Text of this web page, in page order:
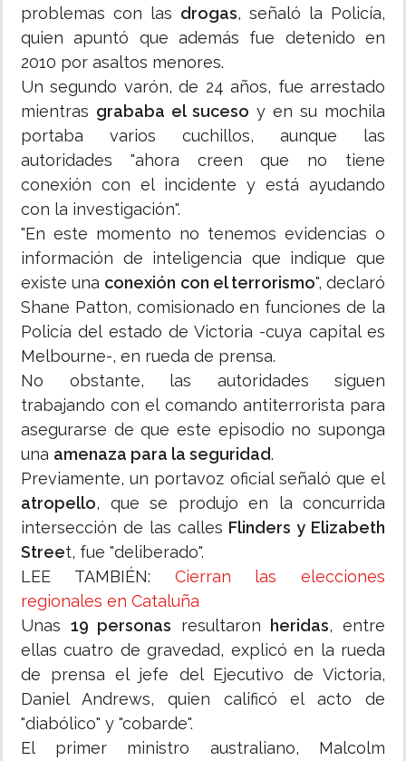
problemas con las drogas, señaló la Policía,
quien apuntó que además fue detenido en
2010 por asaltos menores.
Un segundo varón, de 24 años, fue arrestado
mientras grababa el suceso y en su mochila
portaba varios cuchillos, aunque las
autoridades "ahora creen que no tiene
conexión con el incidente y está ayudando
con la investigación".
"En este momento no tenemos evidencias o
información de inteligencia que indique que
existe una conexión con el terrorismo", declaró
Shane Patton, comisionado en funciones de la
Policía del estado de Victoria -cuya capital es
Melbourne-, en rueda de prensa.
No obstante, las autoridades siguen
trabajando con el comando antiterrorista para
asegurarse de que este episodio no suponga
una amenaza para la seguridad.
Previamente, un portavoz oficial señaló que el
atropello, que se produjo en la concurrida
intersección de las calles Flinders y Elizabeth
Street, fue "deliberado".
LEE TAMBIÉN: Cierran las elecciones
regionales en Cataluña
Unas 19 personas resultaron heridas, entre
ellas cuatro de gravedad, explicó en la rueda
de prensa el jefe del Ejecutivo de Victoria,
Daniel Andrews, quien calificó el acto de
"diabólico" y "cobarde".
El primer ministro australiano, Malcolm